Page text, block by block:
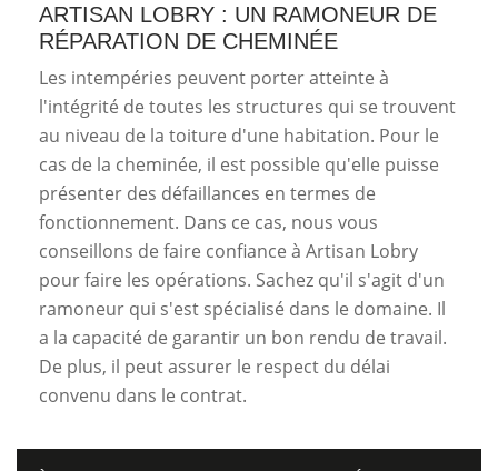
ARTISAN LOBRY : UN RAMONEUR DE
RÉPARATION DE CHEMINÉE
Les intempéries peuvent porter atteinte à
l'intégrité de toutes les structures qui se trouvent
au niveau de la toiture d'une habitation. Pour le
cas de la cheminée, il est possible qu'elle puisse
présenter des défaillances en termes de
fonctionnement. Dans ce cas, nous vous
conseillons de faire confiance à Artisan Lobry
pour faire les opérations. Sachez qu'il s'agit d'un
ramoneur qui s'est spécialisé dans le domaine. Il
a la capacité de garantir un bon rendu de travail.
De plus, il peut assurer le respect du délai
convenu dans le contrat.